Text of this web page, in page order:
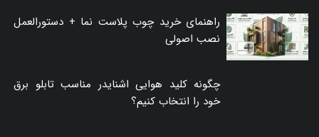
راهنمای خرید چوب پلاست نما + دستورالعمل
نصب اصولی
چگونه کلید هوایی اشنایدر مناسب تابلو برق
خود را انتخاب کنیم؟